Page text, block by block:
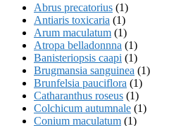
Abrus precatorius (1)
Antiaris toxicaria (1)
Arum maculatum (1)
Atropa belladonnna (1)
Banisteriopsis caapi (1)
Brugmansia sanguinea (1)
Brunfelsia pauciflora (1)
Catharanthus roseus (1)
Colchicum autumnale (1)
Conium maculatum (1)